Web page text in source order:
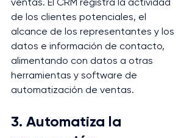
ventas. El CRM registra la actividad
de los clientes potenciales, el
alcance de los representantes y los
datos e información de contacto,
alimentando con datos a otras
herramientas y software de
automatización de ventas.
3. Automatiza la